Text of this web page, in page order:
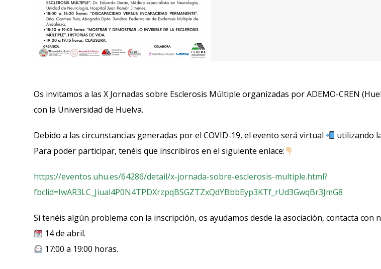
Os invitamos a las X Jornadas sobre Esclerosis Múltiple organizadas por ADEMO-CREN
con la Universidad de Huelva.
Debido a las circunstancias generadas por el COVID-19, el evento será virtual
utilizando
Para poder participar, tenéis que inscribiros en el siguiente enlace:
https://eventos.uhu.es/64286/detail/x-jornada-sobre-esclerosis-multiple.html?
fbclid=IwAR3LC_Jiual4P0N4TPDXrzpqBSGZTZxQdYBbbEyp3KTf_rUd3GwqBr3JmG8
Si tenéis algún problema con la inscripción, os ayudamos desde la asociación, contacta con
14 de abril.
17:00 a 19:00 horas.